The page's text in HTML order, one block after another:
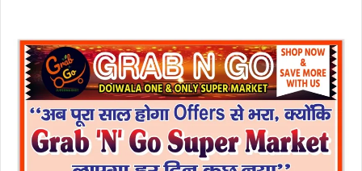
a
e
m
a
i